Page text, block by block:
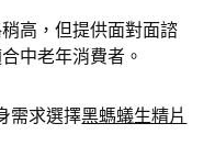
稍高，但提供面對面諮
中老年消費者。
需求選擇黑螞蟻生精片